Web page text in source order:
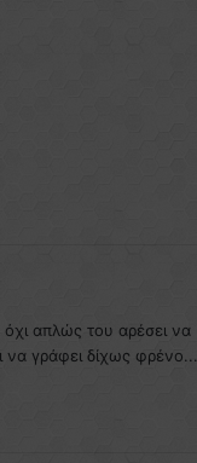
απλώς του αρέσει να
να γράφει δίχως φρένο...